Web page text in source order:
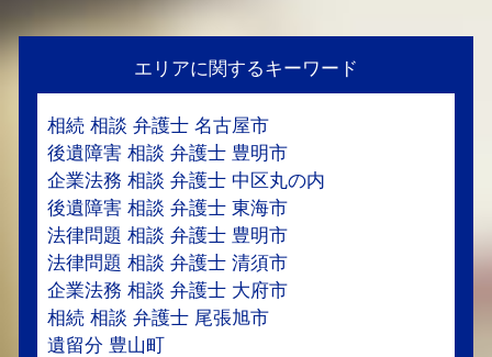
エリアに関するキーワード
相続 相談 弁護士 名古屋市
後遺障害 相談 弁護士 豊明市
企業法務 相談 弁護士 中区丸の内
後遺障害 相談 弁護士 東海市
法律問題 相談 弁護士 豊明市
法律問題 相談 弁護士 清須市
企業法務 相談 弁護士 大府市
相続 相談 弁護士 尾張旭市
遺留分 豊山町